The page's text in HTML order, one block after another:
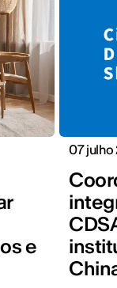
e
07